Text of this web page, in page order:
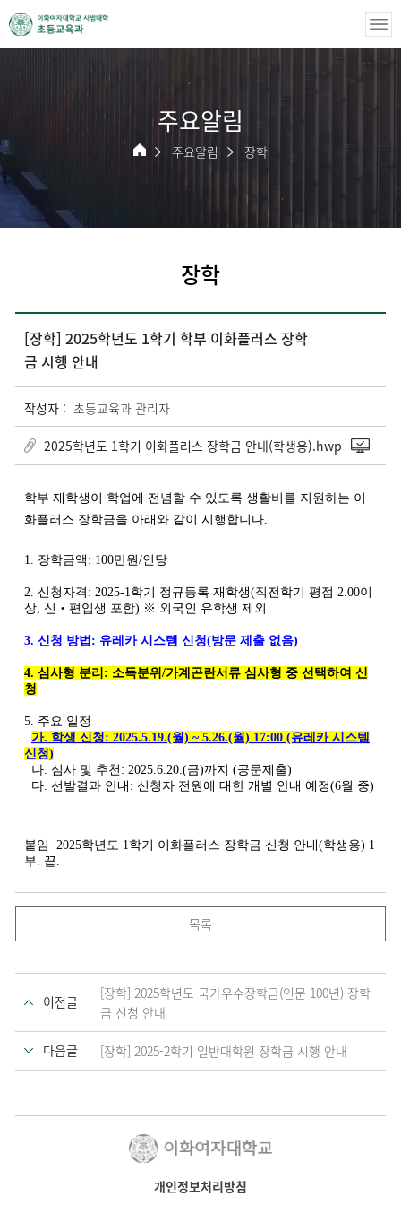
주요알림
주요알림 장학
장학
[장학] 2025학년도 1학기 학부 이화플러스 장학
금 시행 안내
작성자 : 초등교육과 관리자
2025학년도 1학기 이화플러스 장학금 안내(학생용).hwp
학부 재학생이 학업에 전념할 수 있도록 생활비를 지원하는 이
화플러스 장학금을 아래와 같이 시행합니다.
1. 장학금액: 100만원/인당
2. 신청자격: 2025-1학기 정규등록 재학생(직전학기 평점 2.00이
상, 신‧편입생 포함) ※ 외국인 유학생 제외
3. 신청 방법: 유레카 시스템 신청(방문 제출 없음)
4. 심사형 분리: 소득분위/가계곤란서류 심사형 중 선택하여 신
청
5. 주요 일정
가. 학생 신청: 2025.5.19.(월) ~ 5.26.(월) 17:00 (유레카 시스템
신청)
나. 심사 및 추천: 2025.6.20.(금)까지 (공문제출)
다. 선발결과 안내: 신청자 전원에 대한 개별 안내 예정(6월 중)
붙임 2025학년도 1학기 이화플러스 장학금 신청 안내(학생용) 1
부. 끝.
목록
이전글
[장학] 2025학년도 국가우수장학금(인문 100년) 장학
금 신청 안내
다음글 [장학] 2025-2학기 일반대학원 장학금 시행 안내
개인정보처리방침